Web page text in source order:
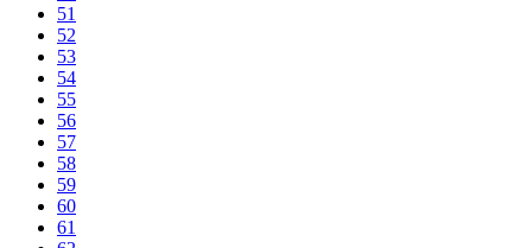
51
52
53
54
55
56
57
58
59
60
61